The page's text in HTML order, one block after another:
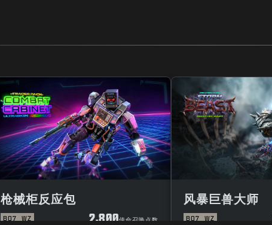
枪械柜反应包
BO7 WZ 2,800使命召唤点数
风暴巨兽大师
BO7 WZ